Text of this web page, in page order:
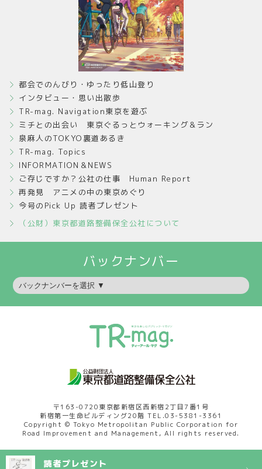
読者プレゼント
都会でのんびり・ゆったり低山登り
インタビュー・思い出散歩
TR-mag. Navigation東京を遊ぶ
ミチとの出会い 東京ぐるっとウォーキング＆ラン
泉麻人のTOKYO裏道あるき
TR-mag. Topics
INFORMATION＆NEWS
ご存じですか？公社の仕事 Human Report
再発見 アニメの中の東京めぐり
今号のPick Up 読者プレゼント
（公財）東京都道路整備保全公社について
〒163-0720東京都新宿区西新宿2丁目7番1号
新宿第一生命ビルディング20階 TEL.03-5381-3361
Copyright © Tokyo Metropolitan Public Corporation for
Road Improvement and Management, All rights reserved.